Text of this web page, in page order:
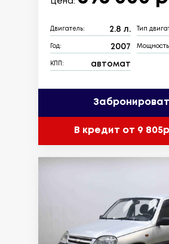
Двигатель: 2.8 л. Тип
Год: 2007
КПП: автомат
В кредит от 9